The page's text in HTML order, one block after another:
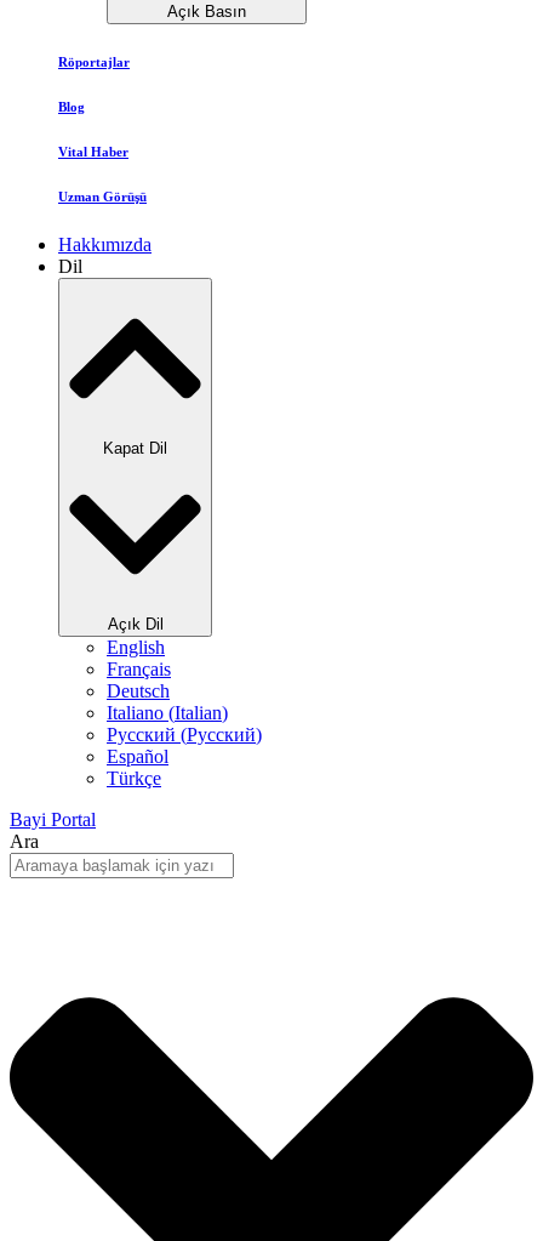
Açık Basın
Röportajlar
Blog
Vital Haber
Uzman Görüşü
Hakkımızda
Dil
Kapat Dil
Açık Dil
English
Français
Deutsch
Italiano (Italian)
Русский (Pусский)
Español
Türkçe
Bayi Portal
Ara